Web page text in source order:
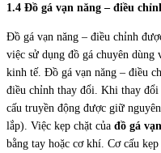
1.4 Đồ gá vạn năng – điều
Đồ gá vạn năng – điều chỉnh
việc sử dụng đồ gá chuyên dùng
kinh tế. Đồ gá vạn năng – điều
điều chỉnh thay đổi. Khi thay
cấu truyền động được giữ
lắp). Việc kẹp chặt của đồ gá
bằng tay hoặc cơ khí. Cơ cấu